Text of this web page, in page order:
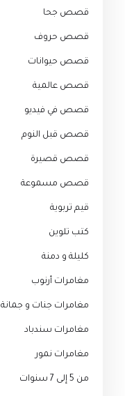
قصص جحا
قصص حروف
قصص حيوانات
قصص عالمية
قصص في فيديو
قصص قبل النوم
قصص قصيرة
قصص مسموعة
قيم تربوية
كتب تلوين
كليلة و دمنة
مغامرات أرنوب
مغامرات جنات و جمانة
مغامرات سندباد
مغامرات نمور
من 5 إلى 7 سنوات